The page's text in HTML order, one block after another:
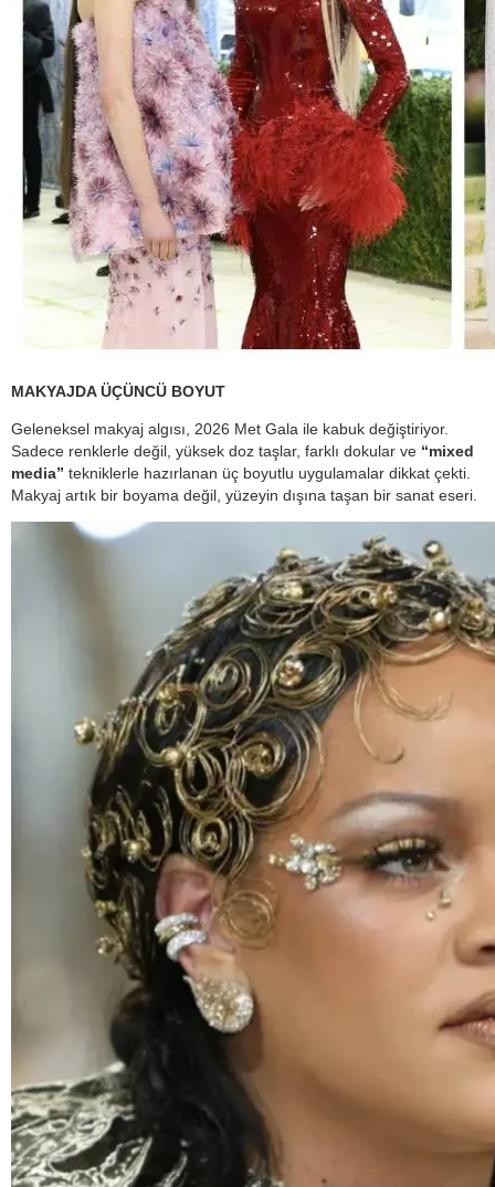
MAKYAJDA ÜÇÜNCÜ BOYUT
Geleneksel makyaj algısı, 2026 Met Gala ile kabuk değiştiriyor.
Sadece renklerle değil, yüksek doz taşlar, farklı dokular ve “mixed
media” tekniklerle hazırlanan üç boyutlu uygulamalar dikkat çekti.
Makyaj artık bir boyama değil, yüzeyin dışına taşan bir sanat eseri.